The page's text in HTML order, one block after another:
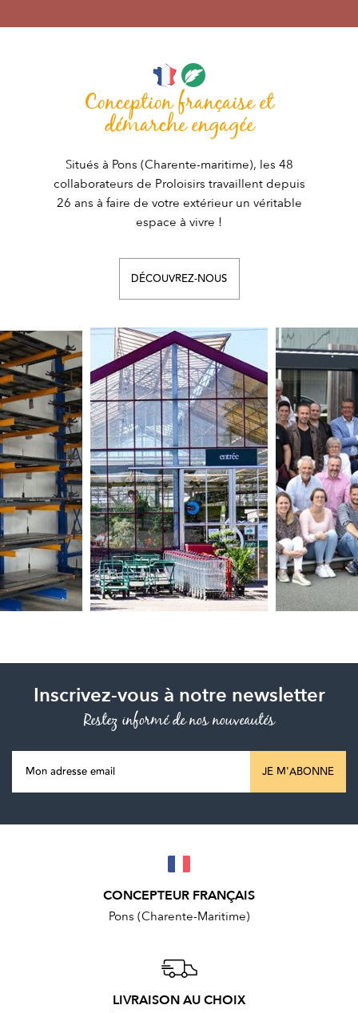
Conception française et
démarche engagée
Situés à Pons (Charente-maritime), les 48
collaborateurs de Proloisirs travaillent depuis
26 ans à faire de votre extérieur un véritable
espace à vivre !
DÉCOUVREZ-NOUS
Inscrivez-vous à notre newsletter
Restez informé de nos nouveautés
JE M'ABONNE
CONCEPTEUR FRANÇAIS
Pons (Charente-Maritime)
LIVRAISON AU CHOIX